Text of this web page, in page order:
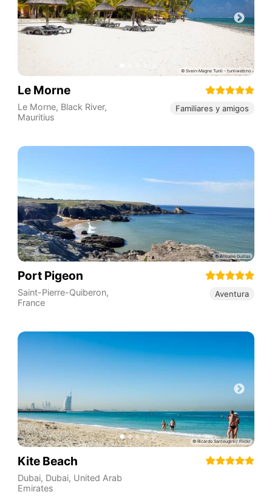
Le Morne
Le Morne, Black River,
Mauritius
Familiares y amigos
Port Pigeon
Saint-Pierre-Quiberon,
France
Aventura
Kite Beach
Dubai, Dubai, United Arab
Emirates